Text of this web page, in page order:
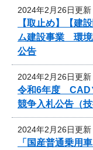
2024年2月26日更新
【取止め】【建
ム建設事業 環境
公告
2024年2月26日更新
令和6年度 CAD
競争入札公告（技
2024年2月26日更新
「国産普通乗用